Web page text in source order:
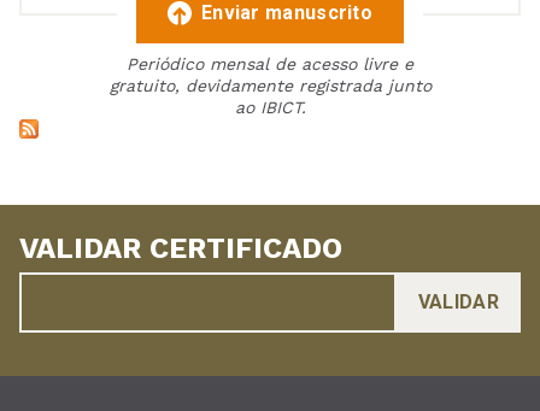
Enviar manuscrito
Periódico mensal de acesso livre e
gratuito, devidamente registrada junto
ao IBICT.
VALIDAR CERTIFICADO